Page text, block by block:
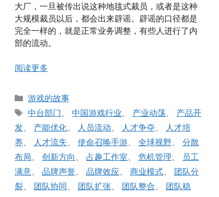
大厂，一旦被传出说这种地毯式裁员，或者是这种
大规模裁员以后，都会出来辟谣。辟谣的口径都是
完全一样的，就是正常业务调整，有些人进行了内
部的流动。
阅读更多
分
类
游戏的故事
标
签
中台部门 、 中国游戏行业、 产业动荡、 产品开
发、 产能优化、 人员流动、 人才争夺、
人才培
养、 人才流失、 使命召唤手游、 全球视野、 分散
布局、 创新方向 、 占趣工作室、 危机管理、
员工
满意、 品牌声誉、 品牌效应、 商业模式、 团队分
裂、 团队协同、 团队扩张、 团队整合、 团队稳